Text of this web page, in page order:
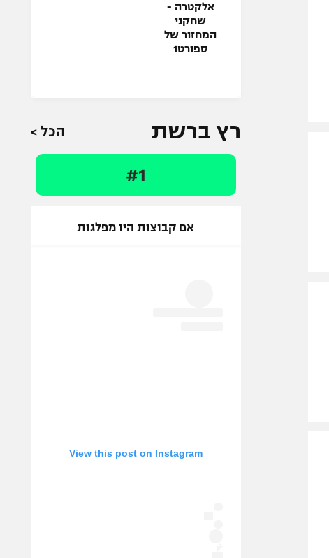
אלקטרה -
שחקני
המחזור של
ספורט1
רץ ברשת הכל >
#1
אם קבוצות היו מפלגות
View this post on Instagram